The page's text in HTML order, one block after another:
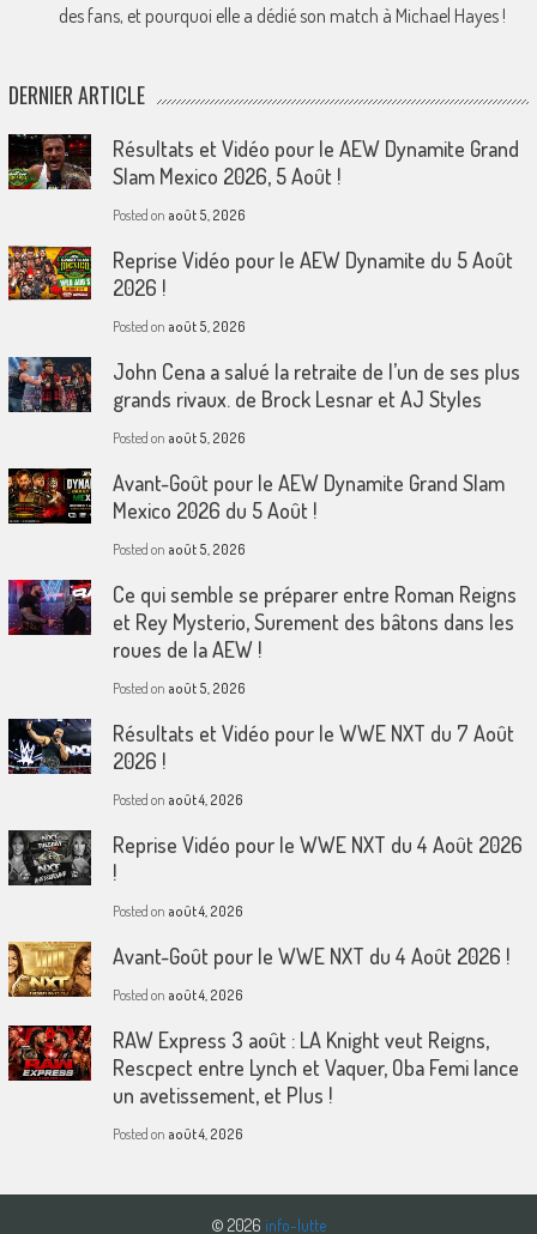
des fans, et pourquoi elle a dédié son match à Michael Hayes !
DERNIER ARTICLE
Résultats et Vidéo pour le AEW Dynamite Grand
Slam Mexico 2026, 5 Août !
Posted on août 5, 2026
Reprise Vidéo pour le AEW Dynamite du 5 Août
2026 !
Posted on août 5, 2026
John Cena a salué la retraite de l’un de ses plus
grands rivaux. de Brock Lesnar et AJ Styles
Posted on août 5, 2026
Avant-Goût pour le AEW Dynamite Grand Slam
Mexico 2026 du 5 Août !
Posted on août 5, 2026
Ce qui semble se préparer entre Roman Reigns
et Rey Mysterio, Surement des bâtons dans les
roues de la AEW !
Posted on août 5, 2026
Résultats et Vidéo pour le WWE NXT du 7 Août
2026 !
Posted on août 4, 2026
Reprise Vidéo pour le WWE NXT du 4 Août 2026
!
Posted on août 4, 2026
Avant-Goût pour le WWE NXT du 4 Août 2026 !
Posted on août 4, 2026
RAW Express 3 août : LA Knight veut Reigns,
Rescpect entre Lynch et Vaquer, Oba Femi lance
un avetissement, et Plus !
Posted on août 4, 2026
© 2026 info-lutte